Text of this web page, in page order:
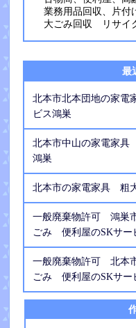
業務用品回収、片付
大ごみ回収 リサ
最
北本市北本団地の家
ビス鴻巣
北本市中山の家電家
鴻巣
北本市の家電家具 粗
一般廃棄物許可 鴻
ごみ 便利屋のSKサー
一般廃棄物許可 北
ごみ 便利屋のSKサー